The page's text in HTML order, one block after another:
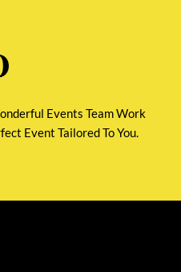
Events Team Work
Event Tailored To You.